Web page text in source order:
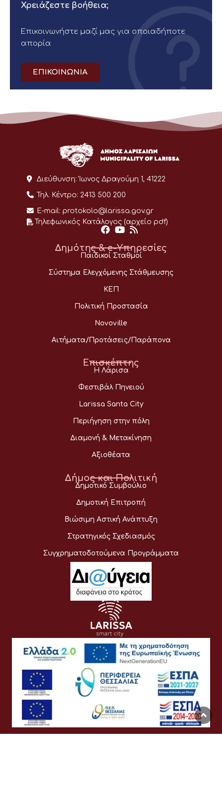
Χρειάζεστε βοήθεια;
Επικοινωνήστε μαζί μας για οποιαδήποτε
απορία
ΕΠΙΚΟΙΝΩΝΙΑ
Διεύθυνση: Ίωνος Δραγούμη 1, 41222
Τηλ. Κέντρο: 2413 500 200
E-mail: protokolo@larissa.gov.gr
Τηλεφωνικός Κατάλογος (αρχείο pdf)
Δημότης & e-Υπηρεσίες
Παιδικοί Σταθμοί
Σύστημα Ελεγχόμενης Στάθμευσης
ΚΕΠ
Πολιτική Προστασία
Novoville
Αιτήματα/Προτάσεις/Παράπονα
Επισκέπτης
Η Λάρισα
Φεστιβάλ Πηνειού
Larissa Santa City
Περιήγηση στην πόλη
Διαμονή & Μετακίνηση
Αξιοθέατα
Δήμος και Πολιτική
Δημοτικό Συμβούλιο
Δημοτική Επιτροπή
Βιώσιμη Αστική Ανάπτυξη
Στρατηγικός Σχεδιασμός
Συγχρηματοδοτούμενα Προγράμματα